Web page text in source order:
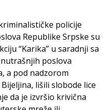
policije
Republike Srpske su
“Karika” u saradnji sa
poslova
a pod nadzorom
lišili slobode lice
da je izvršio krivična